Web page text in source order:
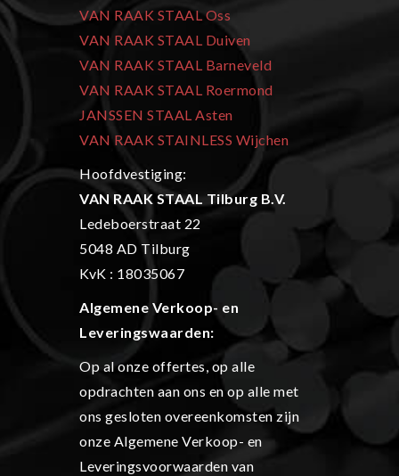
VAN RAAK STAAL Oss
VAN RAAK STAAL Duiven
VAN RAAK STAAL Barneveld
VAN RAAK STAAL Roermond
JANSSEN STAAL Asten
VAN RAAK STAINLESS Wijchen
Hoofdvestiging:
VAN RAAK STAAL Tilburg B.V.
Ledeboerstraat 22
5048 AD Tilburg
KvK : 18035067
Algemene Verkoop- en
Leveringswaarden:
Op al onze offertes, op alle
opdrachten aan ons en op alle met
ons gesloten overeenkomsten zijn
onze Algemene Verkoop- en
Leveringsvoorwaarden van